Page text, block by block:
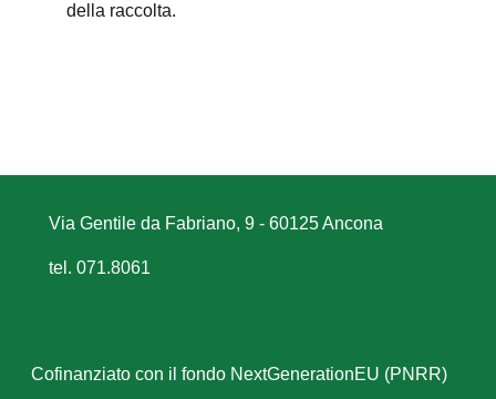
della raccolta.
Via Gentile da Fabriano, 9 - 60125 Ancona
tel. 071.8061
Cofinanziato con il fondo NextGenerationEU (PNRR)